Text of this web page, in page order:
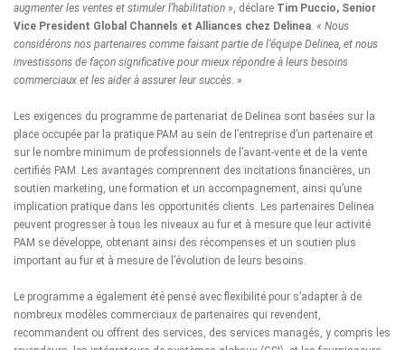
augmenter les ventes et stimuler l’habilitation », déclare Tim Puccio, Senior
Vice President Global Channels et Alliances chez Delinea . « Nous
considérons nos partenaires comme faisant partie de l’équipe Delinea, et nous
investissons de façon significative pour mieux répondre à leurs besoins
commerciaux et les aider à assurer leur succès . »
Les exigences du programme de partenariat de Delinea sont basées sur la
place occupée par la pratique PAM au sein de l’entreprise d’un partenaire et
sur le nombre minimum de professionnels de l’avant-vente et de la vente
certifiés PAM. Les avantages comprennent des incitations financières, un
soutien marketing, une formation et un accompagnement, ainsi qu’une
implication pratique dans les opportunités clients. Les partenaires Delinea
peuvent progresser à tous les niveaux au fur et à mesure que leur activité
PAM se développe, obtenant ainsi des récompenses et un soutien plus
important au fur et à mesure de l’évolution de leurs besoins.
Le programme a également été pensé avec flexibilité pour s’adapter à de
nombreux modèles commerciaux de partenaires qui revendent,
recommandent ou offrent des services, des services managés, y compris les